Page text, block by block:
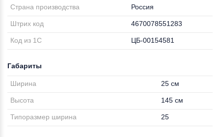
Страна производства Россия
Штрих код 4670078551283
Код из 1С ЦБ-00154581
Габариты
Ширина 25 см
Высота 145 см
Типоразмер ширина 25